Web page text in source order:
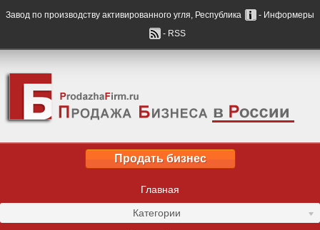
Завод по производству активированного угля, Республика
- Информеры
- RSS
Продать бизнес
Главная
Категории